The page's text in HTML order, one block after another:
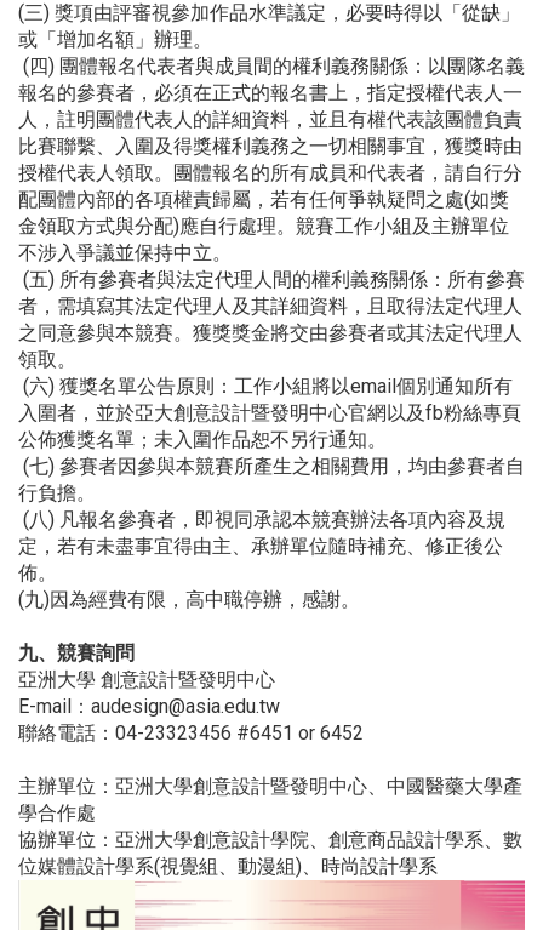
(三) 獎項由評審視參加作品水準議定，必要時得以「從缺」
或「增加名額」辦理。
(四) 團體報名代表者與成員間的權利義務關係：以團隊名義
報名的參賽者，必須在正式的報名書上，指定授權代表人一
人，註明團體代表人的詳細資料，並且有權代表該團體負責
比賽聯繫、入圍及得獎權利義務之一切相關事宜，獲獎時由
授權代表人領取。團體報名的所有成員和代表者，請自行分
配團體內部的各項權責歸屬，若有任何爭執疑問之處(如獎
金領取方式與分配)應自行處理。競賽工作小組及主辦單位
不涉入爭議並保持中立。
(五) 所有參賽者與法定代理人間的權利義務關係：所有參賽
者，需填寫其法定代理人及其詳細資料，且取得法定代理人
之同意參與本競賽。獲獎獎金將交由參賽者或其法定代理人
領取。
(六) 獲獎名單公告原則：工作小組將以email個別通知所有
入圍者，並於亞大創意設計暨發明中心官網以及fb粉絲專頁
公佈獲獎名單；未入圍作品恕不另行通知。
(七) 參賽者因參與本競賽所產生之相關費用，均由參賽者自
行負擔。
(八) 凡報名參賽者，即視同承認本競賽辦法各項內容及規
定，若有未盡事宜得由主、承辦單位隨時補充、修正後公
佈。
(九)因為經費有限，高中職停辦，感謝。
九、競賽詢問
亞洲大學 創意設計暨發明中心
E-mail：audesign@asia.edu.tw
聯絡電話：04-23323456 #6451 or 6452
主辦單位：亞洲大學創意設計暨發明中心、中國醫藥大學產
學合作處
協辦單位：亞洲大學創意設計學院、創意商品設計學系、數
位媒體設計學系(視覺組、動漫組)、時尚設計學系